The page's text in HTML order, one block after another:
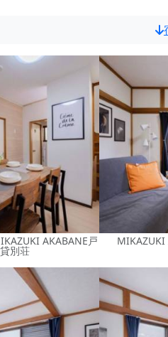
AKABANE戸
別荘
MIKAZUKI